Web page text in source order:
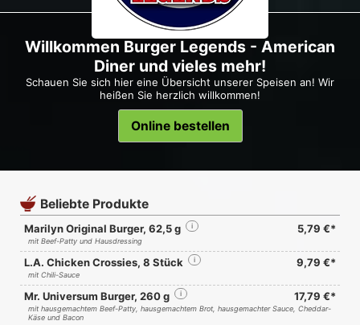
Willkommen Burger Legends - American
Diner und vieles mehr!
Schauen Sie sich hier eine Übersicht unserer Speisen an! Wir
heißen Sie herzlich willkommen!
Online bestellen
Beliebte Produkte
Marilyn Original Burger, 62,5 g i 5,79 €*
mit Beef-Patty und Hausdressing
L.A. Chicken Crossies, 8 Stück i 9,79 €*
mit Chili-Sauce
Mr. Universum Burger, 260 g i 17,79 €*
mit hausgemachtem Beef-Patty, hausgemachtem Brot, hausgemachter Sauce, Cheddar-
Käse und Bacon